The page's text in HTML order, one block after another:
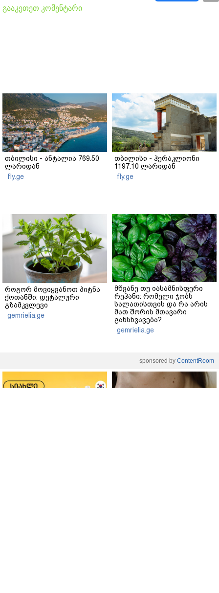
გააკეთეთ კომენტარი
თბილისი - ანტალია 769.50
ლარიდან
fly.ge
თბილისი - ჰერაკლიონი
1197.10 ლარიდან
fly.ge
როგორ მოვიყვანოთ პიტნა
ქოთანში: დეტალური
გზამკვლევი
gemrielia.ge
მწვანე თუ იასამნისფერი
რეჰანი: რომელი ჯობს
სალათისთვის და რა არის
მათ შორის მთავარი
განსხვავება?
gemrielia.ge
sponsored by ContentRoom